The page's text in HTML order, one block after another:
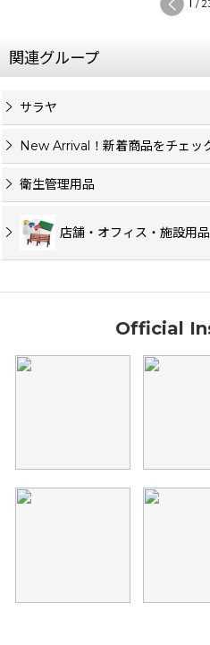
/
関連グループ
サラヤ
New Arrival！新着商品をチェッ
衛生管理用品
店舗・オフィス・施設用品
Official